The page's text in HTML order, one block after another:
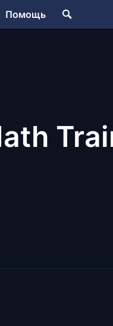
Помощь